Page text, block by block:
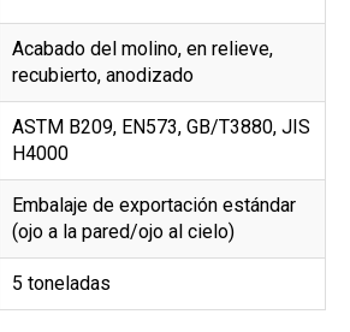
Acabado del molino, en relieve,
recubierto, anodizado
ASTM B209, EN573, GB/T3880, JIS
H4000
Embalaje de exportación estándar
(ojo a la pared/ojo al cielo)
5 toneladas